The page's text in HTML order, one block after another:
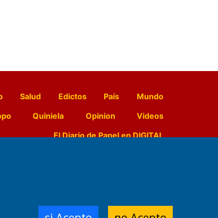
Salud Edictos País
Mundo
Quiniela Opinion
Videos
El Diario de Papel en DIGITAL